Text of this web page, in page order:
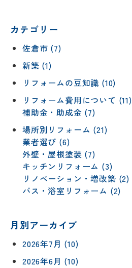
カテゴリー
佐倉市 (7)
新築 (1)
リフォームの豆知識 (10)
リフォーム費用について (11)
補助金・助成金 (7)
場所別リフォーム (21)
業者選び (6)
外壁・屋根塗装 (7)
キッチンリフォーム (3)
リノベーション・増改築 (2)
バス・浴室リフォーム (2)
月別アーカイブ
2026年7月 (10)
2026年6月 (10)